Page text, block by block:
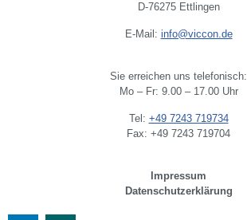
D-76275 Ettlingen
E-Mail: info@viccon.de
Sie erreichen uns telefonisch:
Mo – Fr: 9.00 – 17.00 Uhr
Tel: +49 7243 719734
Fax: +49 7243 719704
Impressum
Datenschutzerklärung